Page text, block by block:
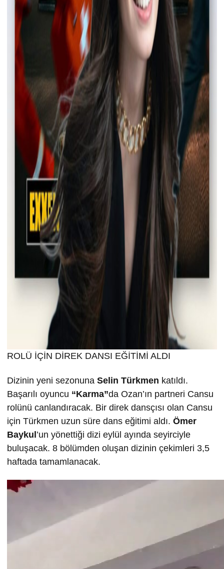
ROLÜ İÇİN DİREK DANSI EĞİTİMİ ALDI
Dizinin yeni sezonuna Selin Türkmen katıldı.
Başarılı oyuncu “Karma”da Ozan’ın partneri Cansu
rolünü canlandıracak. Bir direk dansçısı olan Cansu
için Türkmen uzun süre dans eğitimi aldı. Ömer
Baykul ’un yönettiği dizi eylül ayında seyirciyle
buluşacak. 8 bölümden oluşan dizinin çekimleri 3,5
haftada tamamlanacak.